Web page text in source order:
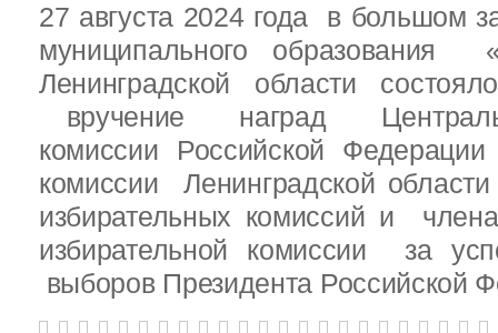
27 августа 2024 года в большом
муниципального образования
Ленинградской области
вручение наград
комиссии Российской
комиссии Ленинградской
избирательных комиссий и
избирательной комиссии за
выборов Президента Российской